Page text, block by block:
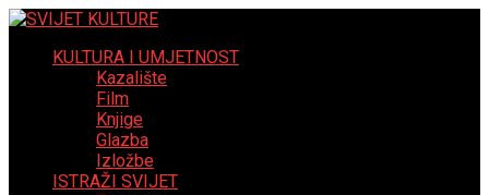
KULTURA I UMJETNOST
Kazalište
Film
Knjige
Glazba
Izložbe
ISTRAŽI SVIJET